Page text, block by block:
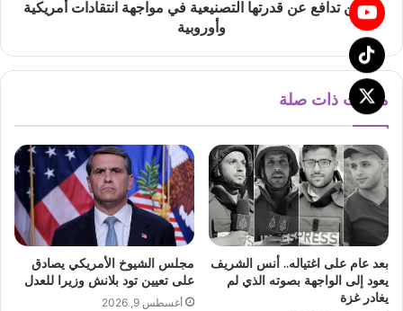
الصين تدافع عن قدرتها التصنيعية في مواجهة انتقادات أمريكية
وأوروبية
مقالات ذات صلة
بعد عام على اغتياله.. أنس الشريف
يعود إلى الواجهة بصوته الذي لم
يغادر غزة
مجلس الشيوخ الأمريكي يصادق
على تعيين تود بلانش وزيرا للعدل
أغسطس 9, 2026